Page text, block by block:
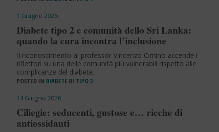
1 Giugno 2026
Diabete tipo 2 e comunità dello Sri Lanka:
quando la cura incontra l’inclusione
Il riconoscimento al professor Vincenzo Cimino accende i
riflettori su una delle comunità più vulnerabili rispetto alle
complicanze del diabete.
POSTED IN DIABETE DI TIPO 2
14 Giugno 2026
Ciliegie: seducenti, gustose e… ricche di
antiossidanti